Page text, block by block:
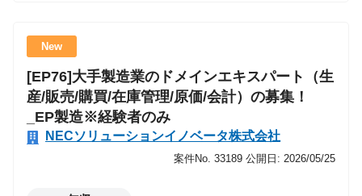
コアメンバーとして組織づくりにも関われる ・ワンプ
ール制で業界に縛られずAI活用支援が可能 直近プロジ
ェクト事例 ■大手小売業：DX推進／業務改革支援（構
想?計画策定、PMO） ■大手保険会社：システム企
画・RFP作成支援 ■大手企業：セキュリティ導入計画
策定支援 ※今後は生成AI活用の案件拡大を予定
／敵／ボス／NPCなどのモーション制作と実装を担当
します。 ゲームのモーションは、映像と異なり プレ
イフィール、同期、レスポンス、遷移、当たり判定、
最適化、ゲーム性 を強く意識して制作する必要があり
ます。 【主な業務】 ▼ キャラクターモーション制作
・キャラクターアクション（攻撃／回避／移動／待機
／スキル） ・バトルアニメーション（コンボ、必殺
New
[EP76]大手製造業のドメインエキスパート（生
産/販売/購買/在庫管理/原価/会計）の募集！
_EP製造※経験者のみ
NECソリューションイノベータ株式会社
案件No. 33189 公開日: 2026/05/25